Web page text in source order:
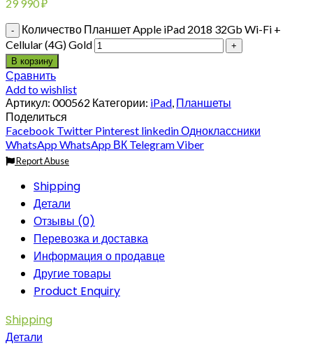
29 990₽
Количество Планшет Apple iPad 2018 32Gb Wi-Fi +
Cellular (4G) Gold
В корзину
Сравнить
Add to wishlist
Артикул: 000562 Категории: iPad, Планшеты
Поделиться
Facebook Twitter Pinterest linkedinОдноклассники
WhatsAppWhatsApp ВК TelegramViber
Report Abuse
Shipping
Детали
Отзывы (0)
Перевозка и доставка
Информация о продавце
Другие товары
Product Enquiry
Shipping
Детали